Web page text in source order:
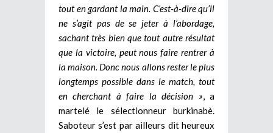
tout en gardant la main. C’est-à-dire qu’il
ne s’agit pas de se jeter à l’abordage,
sachant très bien que tout autre résultat
que la victoire, peut nous faire rentrer à
la maison. Donc nous allons rester le plus
longtemps possible dans le match, tout
en cherchant à faire la décision » , a
martelé le sélectionneur burkinabè.
Saboteur s’est par ailleurs dit heureux